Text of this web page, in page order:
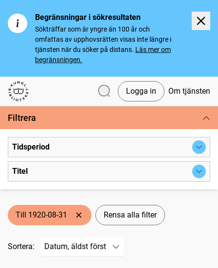
Begränsningar i sökresultaten
Sökträffar som är yngre än 100 år och
omfattas av upphovsrätten visas inte längre i
tjänsten när du söker på distans. Läs mer om
begränsningen.
Svenska tidningar
Logga in Om tjänsten
Filtrera
Tidsperiod
Titel
Till 1920-08-31 Rensa alla filter
Sortera: